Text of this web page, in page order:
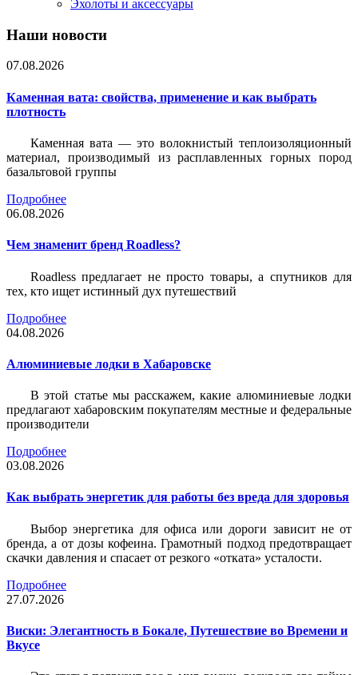
Эхолоты и аксессуары
Наши новости
07.08.2026
Каменная вата: свойства, применение и как выбрать
плотность
Каменная вата — это волокнистый теплоизоляционный
материал, производимый из расплавленных горных пород
базальтовой группы
Подробнее
06.08.2026
Чем знаменит бренд Roadless?
Roadless предлагает не просто товары, а спутников для
тех, кто ищет истинный дух путешествий
Подробнее
04.08.2026
Алюминиевые лодки в Хабаровске
В этой статье мы расскажем, какие алюминиевые лодки
предлагают хабаровским покупателям местные и федеральные
производители
Подробнее
03.08.2026
Как выбрать энергетик для работы без вреда для здоровья
Выбор энергетика для офиса или дороги зависит не от
бренда, а от дозы кофеина. Грамотный подход предотвращает
скачки давления и спасает от резкого «отката» усталости.
Подробнее
27.07.2026
Виски: Элегантность в Бокале, Путешествие во Времени и
Вкусе